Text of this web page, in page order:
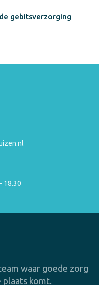
gebitsverzorging
18.30
waar goede zorg
komt.